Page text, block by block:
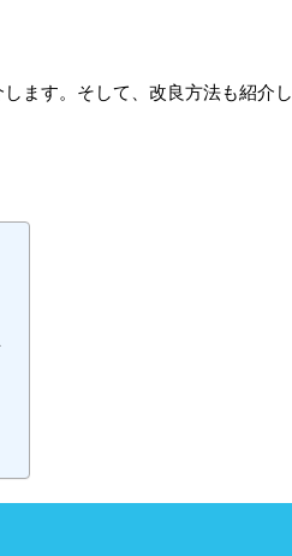
ます。そして、改良方法も紹介し